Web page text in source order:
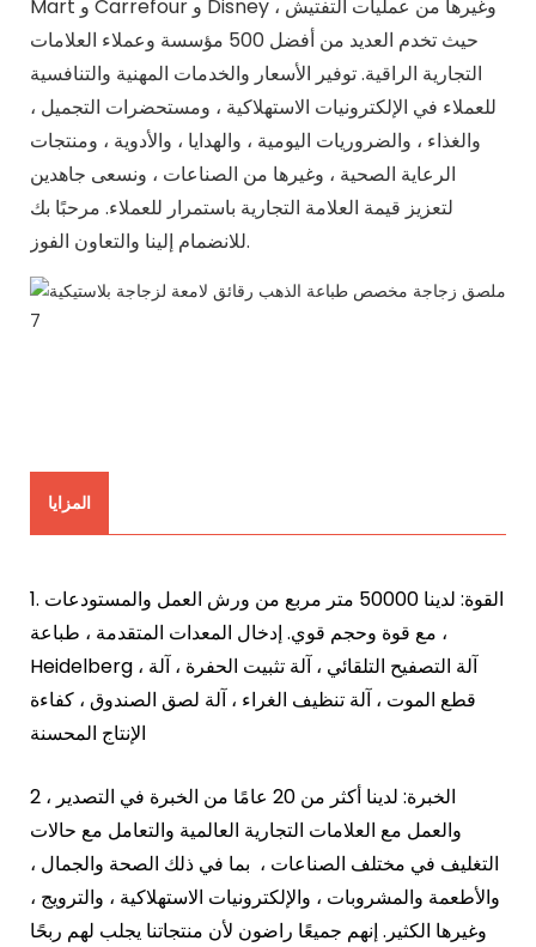
Mart و Carrefour و Disney وغيرها من عمليات التفتيش ،
حيث تخدم العديد من أفضل 500 مؤسسة وعملاء العلامات
التجارية الراقية. توفير الأسعار والخدمات المهنية والتنافسية
للعملاء في الإلكترونيات الاستهلاكية ، ومستحضرات التجميل ،
والغذاء ، والضروريات اليومية ، والهدايا ، والأدوية ، ومنتجات
الرعاية الصحية ، وغيرها من الصناعات ، ونسعى جاهدين
لتعزيز قيمة العلامة التجارية باستمرار للعملاء. مرحبًا بك
للانضمام إلينا والتعاون الفوز.
المزايا
1. القوة: لدينا 50000 متر مربع من ورش العمل والمستودعات
، مع قوة وحجم قوي. إدخال المعدات المتقدمة ، طباعة
Heidelberg ، آلة التصفيح التلقائي ، آلة تثبيت الحفرة ، آلة
قطع الموت ، آلة تنظيف الغراء ، آلة لصق الصندوق ، كفاءة
الإنتاج المحسنة
2 الخبرة: لدينا أكثر من 20 عامًا من الخبرة في التصدير ،
والعمل مع العلامات التجارية العالمية والتعامل مع حالات
التغليف في مختلف الصناعات ، بما في ذلك الصحة والجمال ،
والأطعمة والمشروبات ، والإلكترونيات الاستهلاكية ، والترويج ،
وغيرها الكثير. إنهم جميعًا راضون لأن منتجاتنا يجلب لهم ربحًا